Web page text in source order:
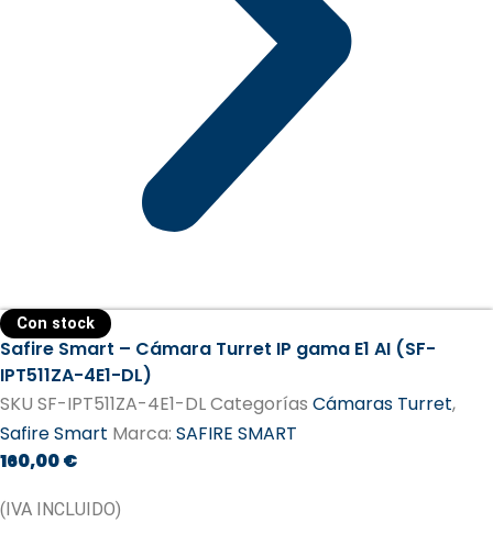
Con stock
Safire Smart – Cámara Turret IP gama E1 AI (SF-
IPT511ZA-4E1-DL)
SKU SF-IPT511ZA-4E1-DLCategorías Cámaras Turret,
Safire Smart Marca: SAFIRE SMART
160,00€
(IVA INCLUIDO)